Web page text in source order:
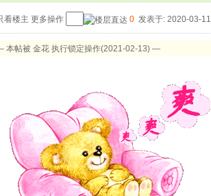
看楼主 更多操作 0 发表于: 2020-03-11
本帖被 金花 执行锁定操作(2021-02-13) —